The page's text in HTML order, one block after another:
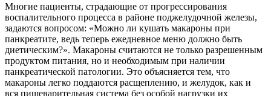
Многие пациенты, страдающие от прогрессирования
воспалительного процесса в районе поджелудочной железы,
задаются вопросом: «Можно ли кушать макароны при
панкреатите, ведь теперь ежедневное меню должно быть
диетическим?». Макароны считаются не только разрешенным
продуктом питания, но и необходимым при наличии
панкреатической патологии. Это объясняется тем, что
макароны легко поддаются расщеплению, и желудок, как и
вся пищеварительная система без особой нагрузки их